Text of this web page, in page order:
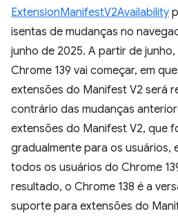
ExtensionManifestV2Availability
isentas de mudanças no
junho de 2025. A partir de
Chrome 139 vai começar, em
extensões do Manifest V2 será
contrário das mudanças
extensões do Manifest V2, que
gradualmente para os usuários,
todos os usuários do Chrome
resultado, o Chrome 138 é a
suporte para extensões do